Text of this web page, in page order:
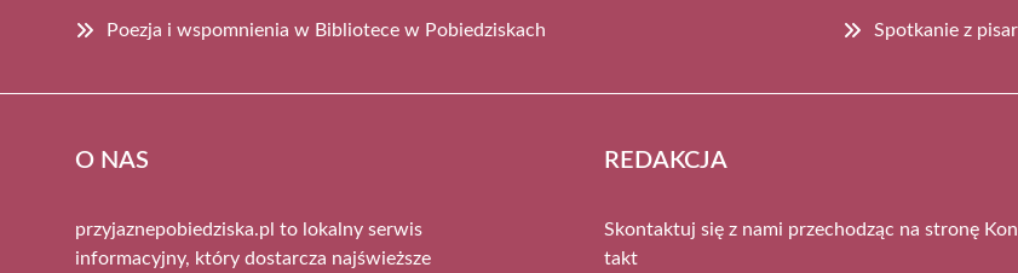
Poezja i wspomnienia w Bibliotece w Pobiedziskach Spotkanie z
O NAS
przyjaznepobiedziska.pl to lokalny serwis
informacyjny, który dostarcza najświeższe
REDAKCJA
Skontaktuj się z nami przechodząc na stronę Kon
takt